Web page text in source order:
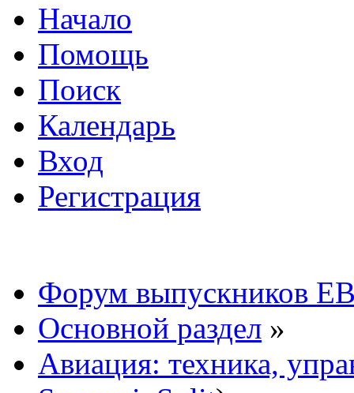
Начало
Помощь
Поиск
Календарь
Вход
Регистрация
Форум выпускников
Основной раздел »
Авиация: техника,